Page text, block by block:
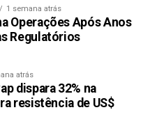
1 semana atrás
Operações Após Anos
Regulatórios
atrás
dispara 32% na
resistência de US$